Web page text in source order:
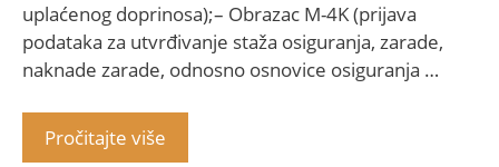
uplaćenog doprinosa);– Obrazac M-4K (prijava
podataka za utvrđivanje staža osiguranja, zarade,
naknade zarade, odnosno osnovice osiguranja …
Pročitajte više